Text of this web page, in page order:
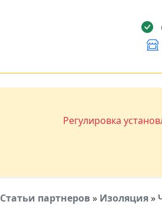
Регулировка
Статьи партнеров» Изоляция»